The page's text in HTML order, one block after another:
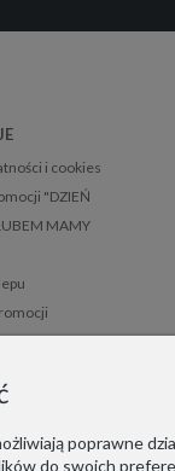
i cookies
"DZIEŃ
MAMY
poprawne
do swoich